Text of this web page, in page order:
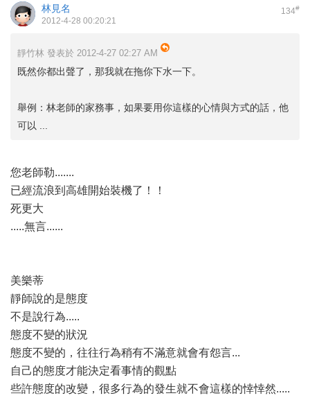
134#
林見名
2012-4-28 00:20:21
靜竹林 發表於 2012-4-27 02:27 AM
既然你都出聲了，那我就在拖你下水一下。
舉例：林老師的家務事，如果要用你這樣的心情與方式的話，他
可以 ...
您老師勒.......
已經流浪到高雄開始裝機了！！
死更大
.....無言......
美樂蒂
靜師說的是態度
不是說行為.....
態度不變的狀況
態度不變的，往往行為稍有不滿意就會有怨言...
自己的態度才能決定看事情的觀點
些許態度的改變，很多行為的發生就不會這樣的悻悻然.....